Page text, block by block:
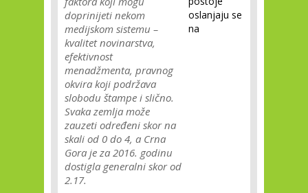
doprinijeti nekom
medijskom sistemu –
kvalitet novinarstva,
efektivnost
menadžmenta, pravnog
okvira koji podržava
slobodu štampe i slično.
Svaka zemlja može
zauzeti određeni skor na
skali od 0 do 4, a Crna
Gora je za 2016. godinu
dostigla generalni skor od
2.17.
oslanjaju se
na